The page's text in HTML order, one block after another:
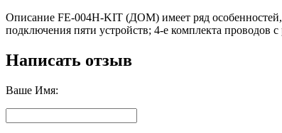
Описание FE-004H-KIT (ДОМ) имеет ряд
подключения пяти устройств; 4-е комплекта проводов
Написать отзыв
Ваше Имя: